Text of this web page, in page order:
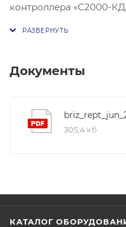
контроллера «С2000-
Документы
305,4 кб
КАТАЛОГ